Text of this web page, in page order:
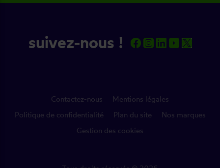
suivez-nous !
Contactez-nous
Mentions légales
Politique de confidentialité
Plan du site
Nos marques
Gestion des cookies